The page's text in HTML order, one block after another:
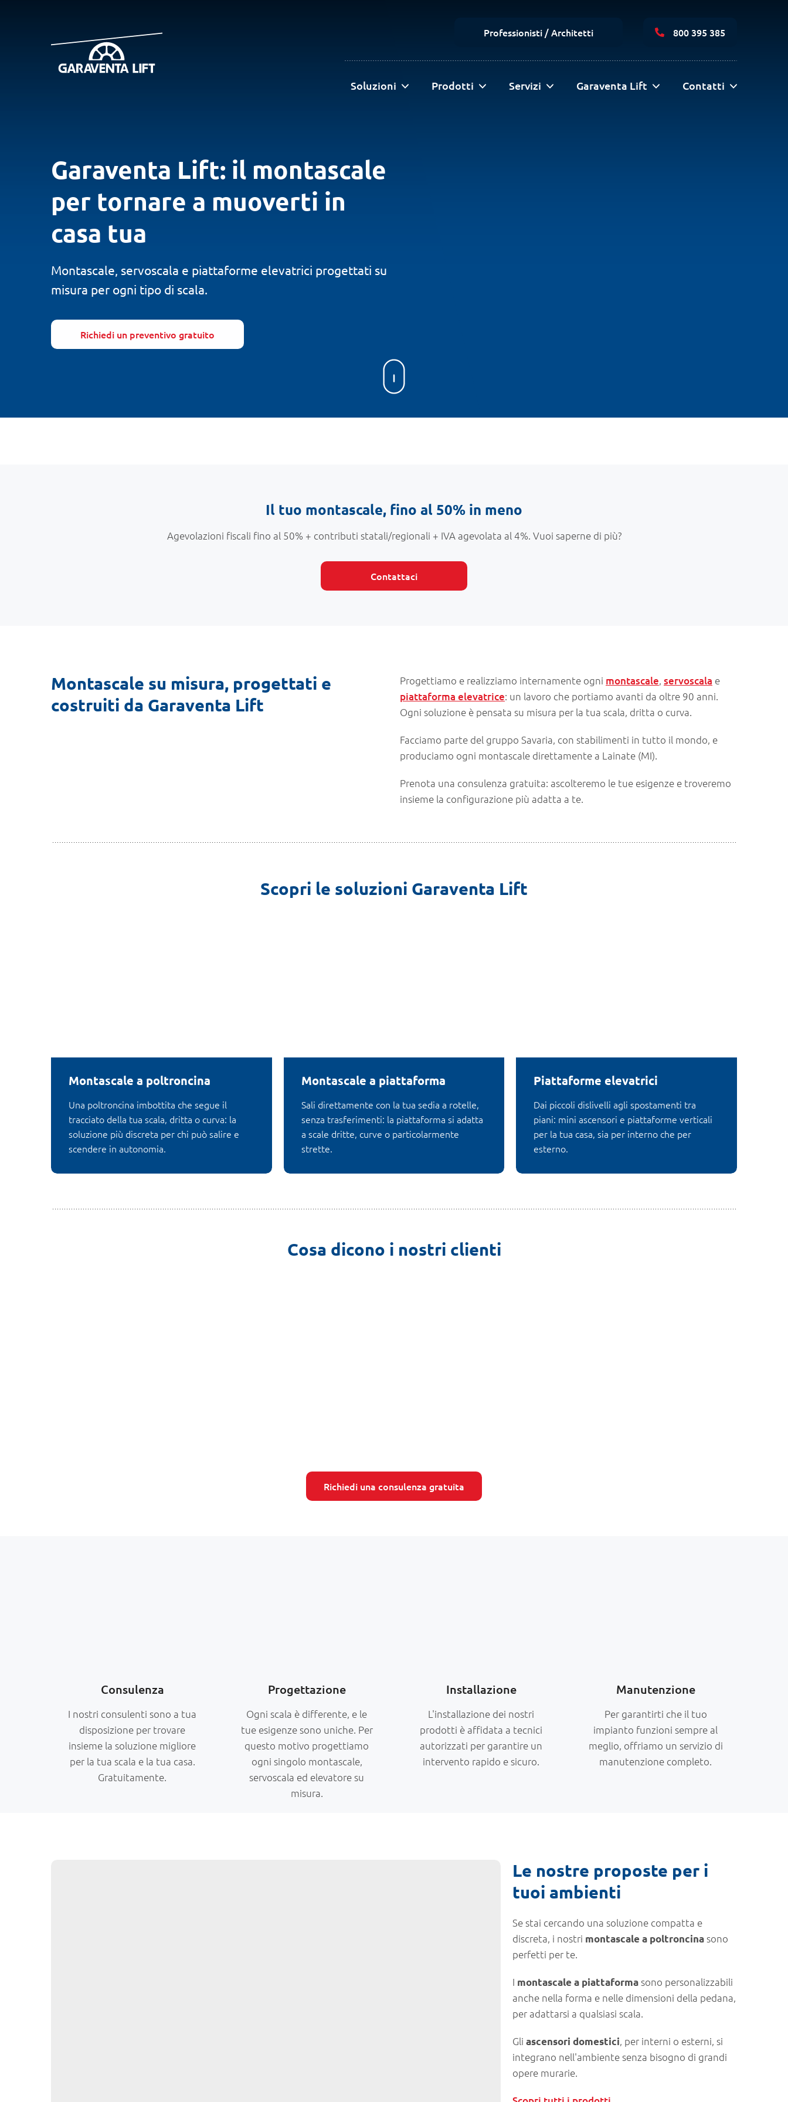
Professionisti / Architetti
800 395 385
Soluzioni Prodotti Servizi Garaventa Lift Contatti
Garaventa Lift: il montascale
per tornare a muoverti in
casa tua
Montascale, servoscala e piattaforme elevatrici progettati su
misura per ogni tipo di scala.
Richiedi un preventivo gratuito
Il tuo montascale, fino al 50% in meno
Agevolazioni fiscali fino al 50% + contributi statali/regionali + IVA agevolata al 4%. Vuoi saperne di più?
Contattaci
Montascale su misura, progettati e
costruiti da Garaventa Lift
Progettiamo e realizziamo internamente ogni montascale, servoscala e
piattaforma elevatrice: un lavoro che portiamo avanti da oltre 90 anni.
Ogni soluzione è pensata su misura per la tua scala, dritta o curva.
Facciamo parte del gruppo Savaria, con stabilimenti in tutto il mondo, e
produciamo ogni montascale direttamente a Lainate (MI).
Prenota una consulenza gratuita: ascolteremo le tue esigenze e troveremo
insieme la configurazione più adatta a te.
Scopri le soluzioni Garaventa Lift
Montascale a poltroncina
Una poltroncina imbottita che segue il
tracciato della tua scala, dritta o curva: la
soluzione più discreta per chi può salire e
scendere in autonomia.
Montascale a piattaforma
Sali direttamente con la tua sedia a rotelle,
senza trasferimenti: la piattaforma si adatta
a scale dritte, curve o particolarmente
strette.
Piattaforme elevatrici
Dai piccoli dislivelli agli spostamenti tra
piani: mini ascensori e piattaforme verticali
per la tua casa, sia per interno che per
esterno.
Cosa dicono i nostri clienti
Richiedi una consulenza gratuita
Consulenza
I nostri consulenti sono a tua
disposizione per trovare
insieme la soluzione migliore
per la tua scala e la tua casa.
Gratuitamente.
Progettazione
Ogni scala è differente, e le
tue esigenze sono uniche. Per
questo motivo progettiamo
ogni singolo montascale,
servoscala ed elevatore su
misura.
Installazione
L'installazione dei nostri
prodotti è affidata a tecnici
autorizzati per garantire un
intervento rapido e sicuro.
Manutenzione
Per garantirti che il tuo
impianto funzioni sempre al
meglio, offriamo un servizio di
manutenzione completo.
Le nostre proposte per i
tuoi ambienti
Se stai cercando una soluzione compatta e
discreta, i nostri montascale a poltroncinasono
perfetti per te.
I montascale a piattaformasono personalizzabili
anche nella forma e nelle dimensioni della pedana,
per adattarsi a qualsiasi scala.
Gli ascensori domestici, per interni o esterni, si
integrano nell'ambiente senza bisogno di grandi
opere murarie.